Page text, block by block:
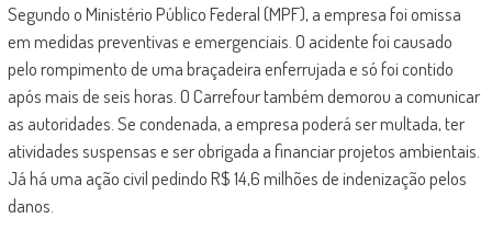
Segundo o Ministério Público Federal (MPF), a empresa foi omissa
em medidas preventivas e emergenciais. O acidente foi causado
pelo rompimento de uma braçadeira enferrujada e só foi contido
após mais de seis horas. O Carrefour também demorou a comunicar
as autoridades. Se condenada, a empresa poderá ser multada, ter
atividades suspensas e ser obrigada a financiar projetos ambientais.
Já há uma ação civil pedindo R$ 14,6 milhões de indenização pelos
danos.